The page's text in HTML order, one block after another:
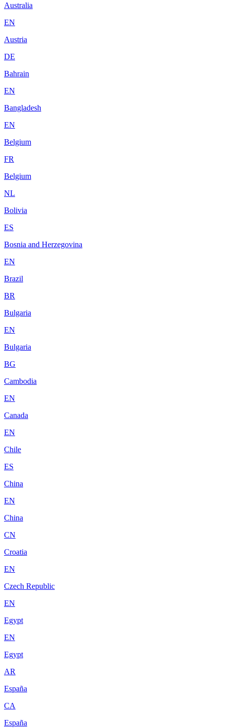
Australia
EN
Austria
DE
Bahrain
EN
Bangladesh
EN
Belgium
FR
Belgium
NL
Bolivia
ES
Bosnia and Herzegovina
EN
Brazil
BR
Bulgaria
EN
Bulgaria
BG
Cambodia
EN
Canada
EN
Chile
ES
China
EN
China
CN
Croatia
EN
Czech Republic
EN
Egypt
EN
Egypt
AR
España
CA
España